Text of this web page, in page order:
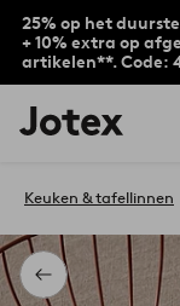
25% op het
+ 10% extra op
artikelen**. Code:
Jotex
logo
to
home
page
Terug
Keuken & tafellinnen